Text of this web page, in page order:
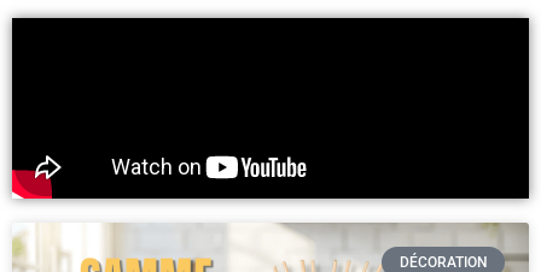
DÉCORATION